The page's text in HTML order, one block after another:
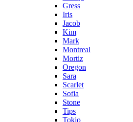
Gress
Iris
Jacob
Kim
Mark
Montreal
Mortiz
Oregon
Sara
Scarlet
Sofia
Stone
Tips
Tokio